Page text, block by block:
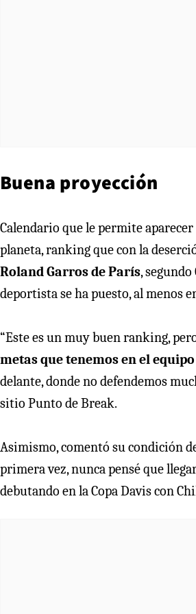
Buena proyección
Calendario que le permite
planeta, ranking que con la
Roland Garros de París,
deportista se ha puesto, al menos
“Este es un muy buen ranking,
metas que tenemos en el
delante, donde no defendemos
sitio Punto de Break.
Asimismo, comentó su condición
primera vez, nunca pensé que
debutando en la Copa Davis con